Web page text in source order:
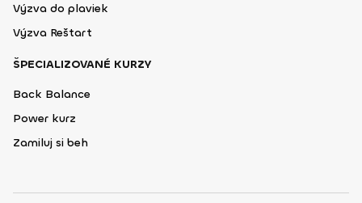
Výzva do plaviek
Výzva Reštart
ŠPECIALIZOVANÉ KURZY
Back Balance
Power kurz
Zamiluj si beh